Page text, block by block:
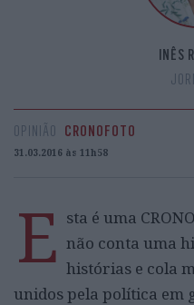
INÊS
OPINIÃO CRONOFOTO
31.03.2016 às 11h58
E sta é uma
não conta uma
histórias e cola
unidos pela política em